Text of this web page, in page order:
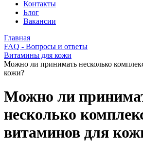
Контакты
Блог
Вакансии
Главная
FAQ - Вопросы и ответы
Витамины для кожи
Можно ли принимать несколько
кожи?
Можно ли
несколько
витаминов для